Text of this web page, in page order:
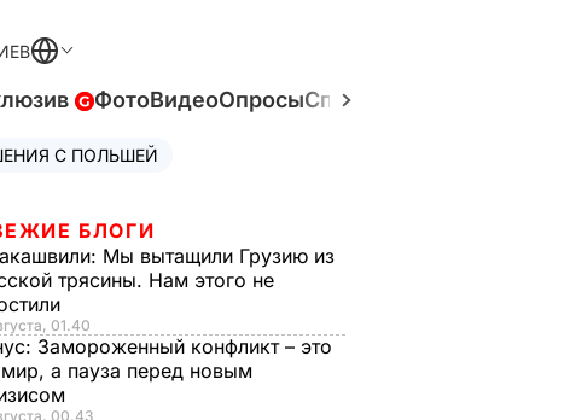
ФотоВидеоОпросыСпецпроекты
С ПОЛЬШЕЙ
БЛОГИ
Мы вытащили Грузию из
трясины. Нам этого не
01.40
Замороженный конфликт – это
а пауза перед новым
00.43